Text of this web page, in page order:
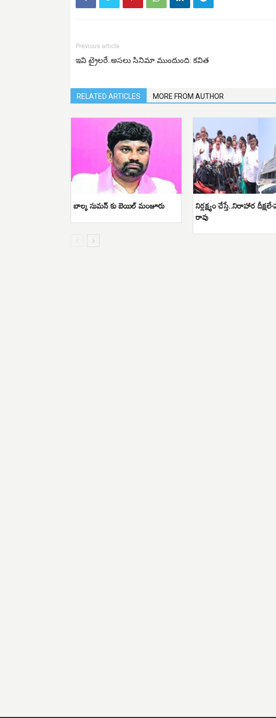
Previous article
ఇవి ట్రైలరే..అసలు సినిమా ముందుంది: కవిత
RELATED ARTICLES MORE FROM AUTHOR
బాల్క సుమన్ కు బెయిల్ మంజూరు నిర్లక్ష్యం చేస్తే..నిరాహార
రావు